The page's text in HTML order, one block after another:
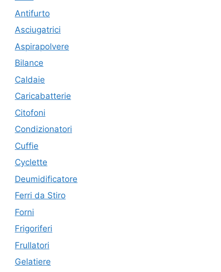
Antifurto
Asciugatrici
Aspirapolvere
Bilance
Caldaie
Caricabatterie
Citofoni
Condizionatori
Cuffie
Cyclette
Deumidificatore
Ferri da Stiro
Forni
Frigoriferi
Frullatori
Gelatiere